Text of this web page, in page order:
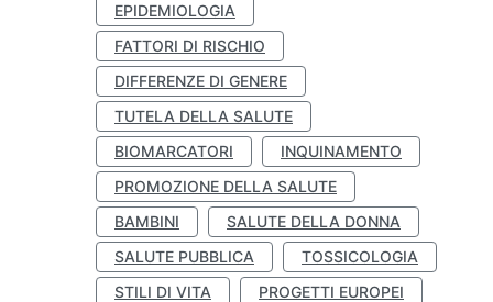
EPIDEMIOLOGIA
FATTORI DI RISCHIO
DIFFERENZE DI GENERE
TUTELA DELLA SALUTE
BIOMARCATORI
INQUINAMENTO
PROMOZIONE DELLA SALUTE
BAMBINI
SALUTE DELLA DONNA
SALUTE PUBBLICA
TOSSICOLOGIA
STILI DI VITA
PROGETTI EUROPEI